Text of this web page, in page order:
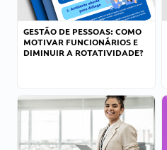
GESTÃO DE PESSOAS: COMO
MOTIVAR FUNCIONÁRIOS E
DIMINUIR A ROTATIVIDADE?